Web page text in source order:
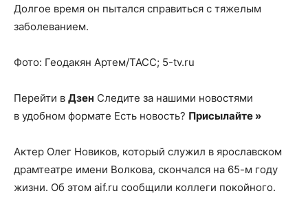
нем
Долгое время он пытался справиться с тяжелым
заболеванием.
Фото: Геодакян Артем/ТАСС; 5-tv.ru
Перейти в Дзен Следите за нашими новостями
в удобном формате Есть новость? Присылайте »
Актер Олег Новиков, который служил в ярославском
драмтеатре имени Волкова, скончался на 65-м году
жизни. Об этом aif.ru сообщили коллеги покойного.